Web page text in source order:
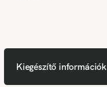
Kiegészítő információk